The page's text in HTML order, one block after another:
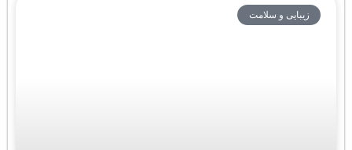
زیبایی و سلامت